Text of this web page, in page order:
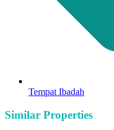
Tempat Ibadah
Similar Properties